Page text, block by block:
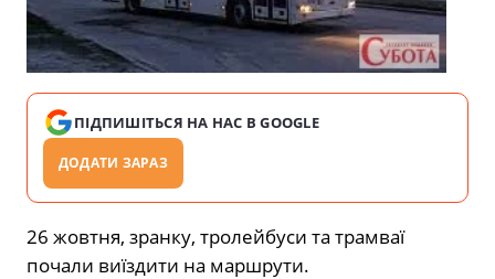
ПІДПИШІТЬСЯ НА НАС В GOOGLE
ДОДАТИ ЗАРАЗ
26 жовтня, зранку, тролейбуси та трамваї
почали виїздити на маршрути.